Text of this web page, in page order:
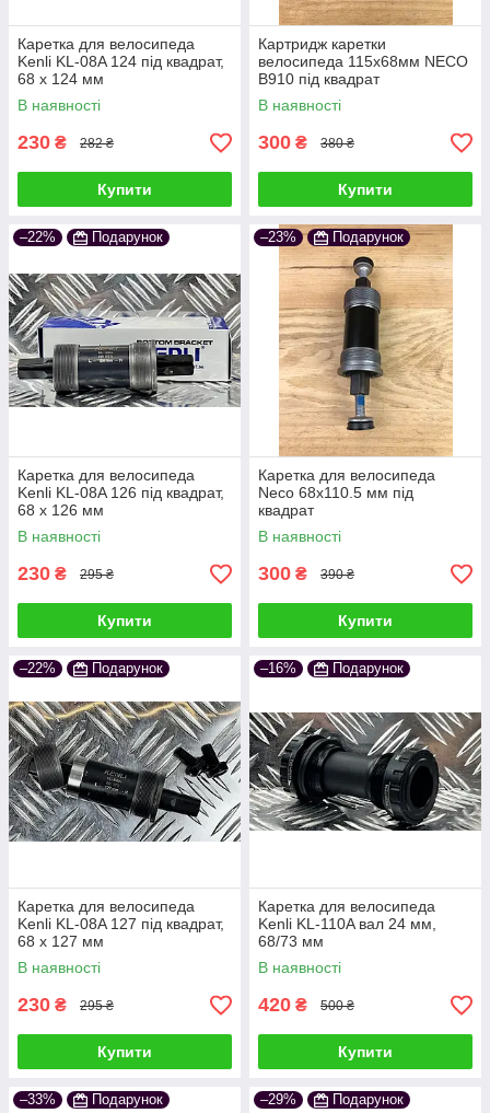
Каретка для велосипеда
Kenli KL-08A 124 під квадрат,
68 x 124 мм
В наявності
230 ₴ 282 ₴
Купити
Картридж каретки
велосипеда 115х68мм NECO
B910 під квадрат
В наявності
300 ₴ 380 ₴
Купити
–22% Подарунок
Каретка для велосипеда
Kenli KL-08A 126 під квадрат,
68 x 126 мм
В наявності
230 ₴ 295 ₴
Купити
–23% Подарунок
Каретка для велосипеда
Neco 68х110.5 мм під
квадрат
В наявності
300 ₴ 390 ₴
Купити
–22% Подарунок
Каретка для велосипеда
Kenli KL-08A 127 під квадрат,
68 x 127 мм
В наявності
230 ₴ 295 ₴
Купити
–16% Подарунок
Каретка для велосипеда
Kenli KL-110A вал 24 мм,
68/73 мм
В наявності
420 ₴ 500 ₴
Купити
–33% Подарунок –29% Подарунок